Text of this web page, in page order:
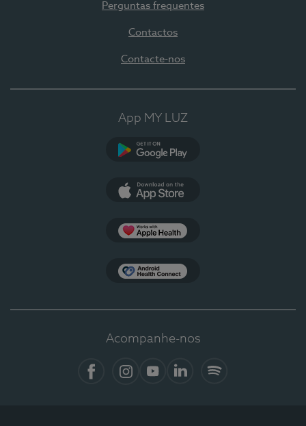
Perguntas frequentes
Contactos
Contacte-nos
App MY LUZ
Acompanhe-nos